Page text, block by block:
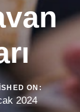
ON:
2024